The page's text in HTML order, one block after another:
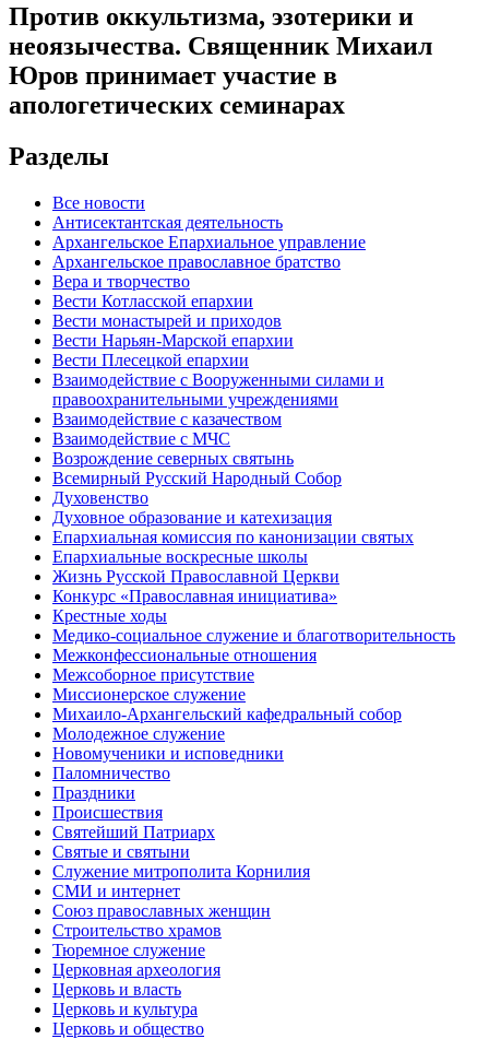
Против оккультизма, эзотерики и
неоязычества. Священник Михаил
Юров принимает участие в
апологетических семинарах
Разделы
Все новости
Антисектантская деятельность
Архангельское Епархиальное управление
Архангельское православное братство
Вера и творчество
Вести Котласской епархии
Вести монастырей и приходов
Вести Нарьян-Марской епархии
Вести Плесецкой епархии
Взаимодействие с Вооруженными силами и
правоохранительными учреждениями
Взаимодействие с казачеством
Взаимодействие с МЧС
Возрождение северных святынь
Всемирный Русский Народный Собор
Духовенство
Духовное образование и катехизация
Епархиальная комиссия по канонизации святых
Епархиальные воскресные школы
Жизнь Русской Православной Церкви
Конкурс «Православная инициатива»
Крестные ходы
Медико-социальное служение и благотворительность
Межконфессиональные отношения
Межсоборное присутствие
Миссионерское служение
Михаило-Архангельский кафедральный собор
Молодежное служение
Новомученики и исповедники
Паломничество
Праздники
Происшествия
Святейший Патриарх
Святые и святыни
Служение митрополита Корнилия
СМИ и интернет
Союз православных женщин
Строительство храмов
Тюремное служение
Церковная археология
Церковь и власть
Церковь и культура
Церковь и общество